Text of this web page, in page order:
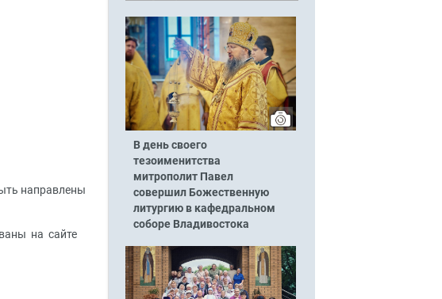
направлены
на сайте
В день своего
тезоименитства
митрополит Павел
совершил Божественную
литургию в кафедральном
соборе Владивостока